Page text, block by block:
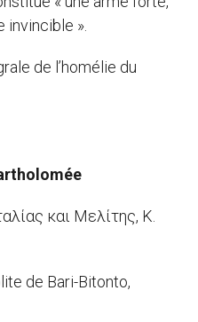
invincible ».
de l’homélie du
και Μελίτης, K.
de Bari-Bitonto,